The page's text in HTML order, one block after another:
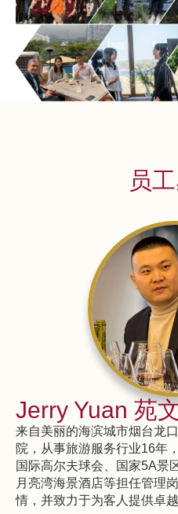
员
Jerry Yuan 苑
来自美丽的海滨城市烟台龙
院，从事旅游服务行业16年
国际高尔夫球会、国家5A景
月亮湾海景酒店等担任管理
情，并致力于为客人提供卓越